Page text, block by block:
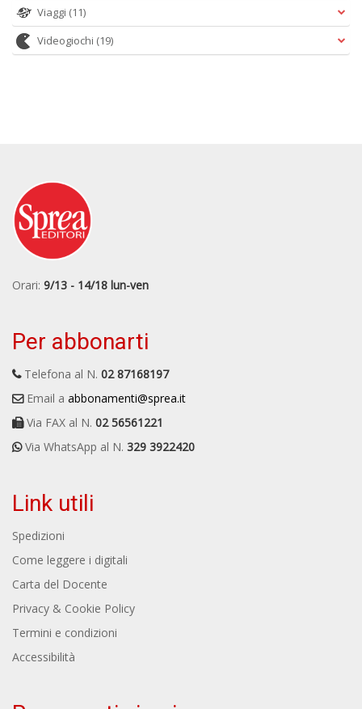
Viaggi (11)
Videogiochi (19)
Orari: 9/13 - 14/18 lun-ven
Per abbonarti
Telefona al N. 02 87168197
Email a abbonamenti@sprea.it
Via FAX al N. 02 56561221
Via WhatsApp al N. 329 3922420
Link utili
Spedizioni
Come leggere i digitali
Carta del Docente
Privacy & Cookie Policy
Termini e condizioni
Accessibilità